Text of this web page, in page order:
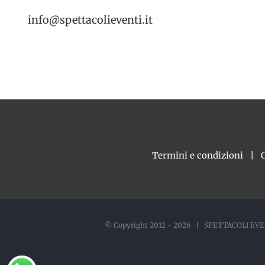
info@spettacolieventi.it
Termini e condizioni
© Copyright 2012 - 2026 | SPETTACOLI